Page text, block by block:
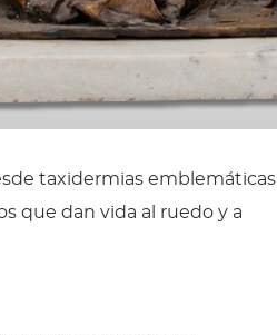
taxidermias emblemáticas
que dan vida al ruedo y a